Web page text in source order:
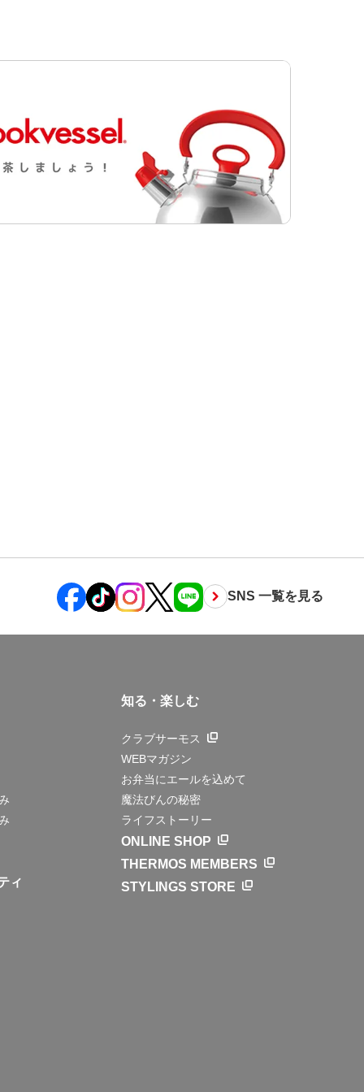
SNS 一覧を見る
ィ
知る・楽しむ
クラブサーモス
WEBマガジン
お弁当にエールを込めて
魔法びんの秘密
ライフストーリー
ONLINE SHOP
THERMOS MEMBERS
STYLINGS STORE